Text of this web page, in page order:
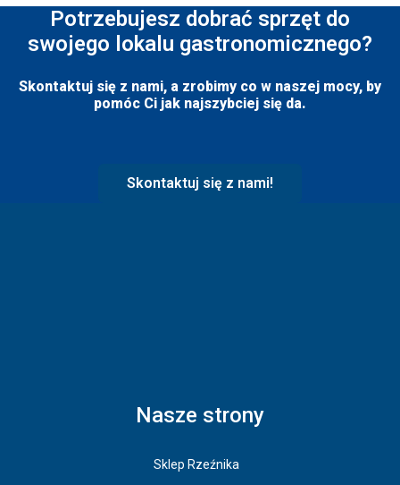
Potrzebujesz dobrać sprzęt do
swojego lokalu gastronomicznego?
Skontaktuj się z nami, a zrobimy co w naszej mocy, by
pomóc Ci jak najszybciej się da.
Skontaktuj się z nami!
Nasze strony
Sklep Rzeźnika